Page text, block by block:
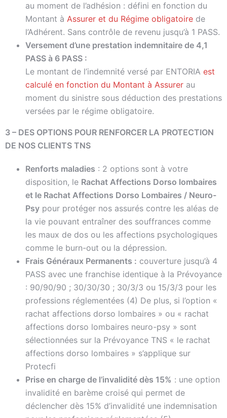
au moment de l’adhésion : défini en fonction du
Montant à Assurer et du Régime obligatoire de
l’Adhérent. Sans contrôle de revenu jusqu’à 1 PASS.
Versement d’une prestation indemnitaire de 4,1
PASS à 6 PASS :
Le montant de l’indemnité versé par ENTORIA est
calculé en fonction du Montant à Assurer au
moment du sinistre sous déduction des prestations
versées par le régime obligatoire.
3 – DES OPTIONS POUR RENFORCER LA PROTECTION
DE NOS CLIENTS TNS
Renforts maladies : 2 options sont à votre
disposition, le Rachat Affections Dorso lombaires
et le Rachat Affections Dorso Lombaires / Neuro-
Psy pour protéger nos assurés contre les aléas de
la vie pouvant entraîner des souffrances comme
les maux de dos ou les affections psychologiques
comme le burn-out ou la dépression.
Frais Généraux Permanents : couverture jusqu’à 4
PASS avec une franchise identique à la Prévoyance
: 90/90/90 ; 30/30/30 ; 30/3/3 ou 15/3/3 pour les
professions réglementées (4) De plus, si l’option «
rachat affections dorso lombaires » ou « rachat
affections dorso lombaires neuro-psy » sont
sélectionnées sur la Prévoyance TNS « le rachat
affections dorso lombaires » s’applique sur
Protecfi
Prise en charge de l’invalidité dès 15% : une option
invalidité en barème croisé qui permet de
déclencher dès 15% d’invalidité une indemnisation